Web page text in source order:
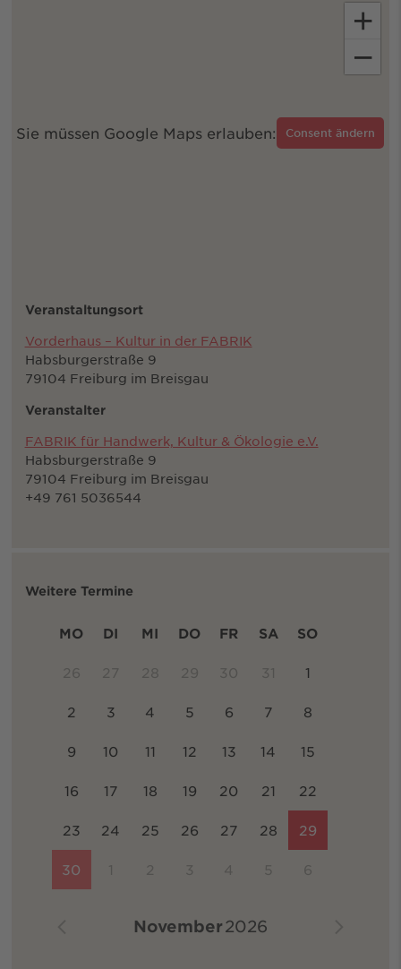
Sie müssen Google Maps erlauben: Consent ändern
+
−
Veranstaltungsort
Vorderhaus – Kultur in der FABRIK
Habsburgerstraße 9
79104 Freiburg im Breisgau
Veranstalter
FABRIK für Handwerk, Kultur & Ökologie e.V.
Habsburgerstraße 9
79104 Freiburg im Breisgau
+49 761 5036544
Weitere Termine
November2026
MO DI MI DO FR SA SO
26 27 28 29 30 31 1
2 3 4 5 6 7 8
9 10 11 12 13 14 15
16 17 18 19 20 21 22
23 24 25 26 27 28 29
30 1 2 3 4 5 6